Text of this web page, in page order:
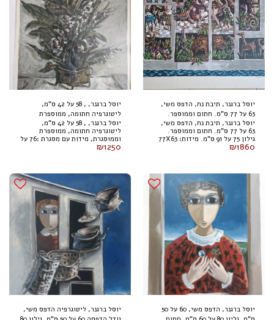
יוסל ברגנר, תיבת נח, הדפס משי,
63 על 77 ס"מ. חתום וממוספר.
גילון 75 על 91 ס"מ.
יוסל ברגנר, תיבת נח, הדפס משי,
63 על 77 ס"מ. חתום וממוספר.
גילון 75 על 91 ס"מ. מידות: 77X63
ס"מ
₪1860
יוסל ברגנר, , 58 על 42 ס"מ,
ליטוגרפיה חתומה, ממוספרת
וממוסגרת
יוסל ברגנר, , 58 על 42 ס"מ,
ליטוגרפיה חתומה, ממוספרת
וממוסגרת, מידות עם מסגרת :76 על
66 ס"מ
₪1250
יוסל ברגנר, הדפס משי, 60 על 50
יוסל ברגנר, ליטוגרפיה הדפס משי,